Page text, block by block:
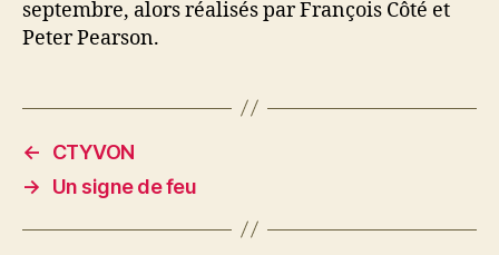
septembre, alors réalisés par François Côté et
Peter Pearson.
←
CTYVON
→
Un signe de feu